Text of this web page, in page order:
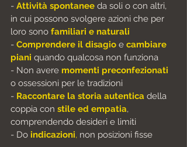
- Attività spontanee da soli o con altri,
in cui possono svolgere azioni che per
loro sono familiari e naturali
- Comprendere il disagio e cambiare
piani quando qualcosa non funziona
- Non avere momenti preconfezionati
o ossessioni per le tradizioni
- Raccontare la storia autentica della
coppia con stile ed empatia,
comprendendo desideri e limiti
- Do indicazioni, non posizioni fisse